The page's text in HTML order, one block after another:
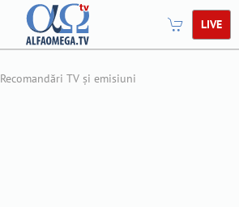
LIVE
Recomandări TV și emisiuni